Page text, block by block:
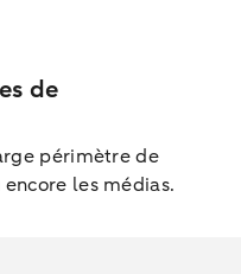
de
périmètre de
les médias.